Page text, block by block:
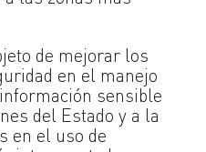
de mejorar los
en el manejo
sensible
del Estado y a la
en el uso de